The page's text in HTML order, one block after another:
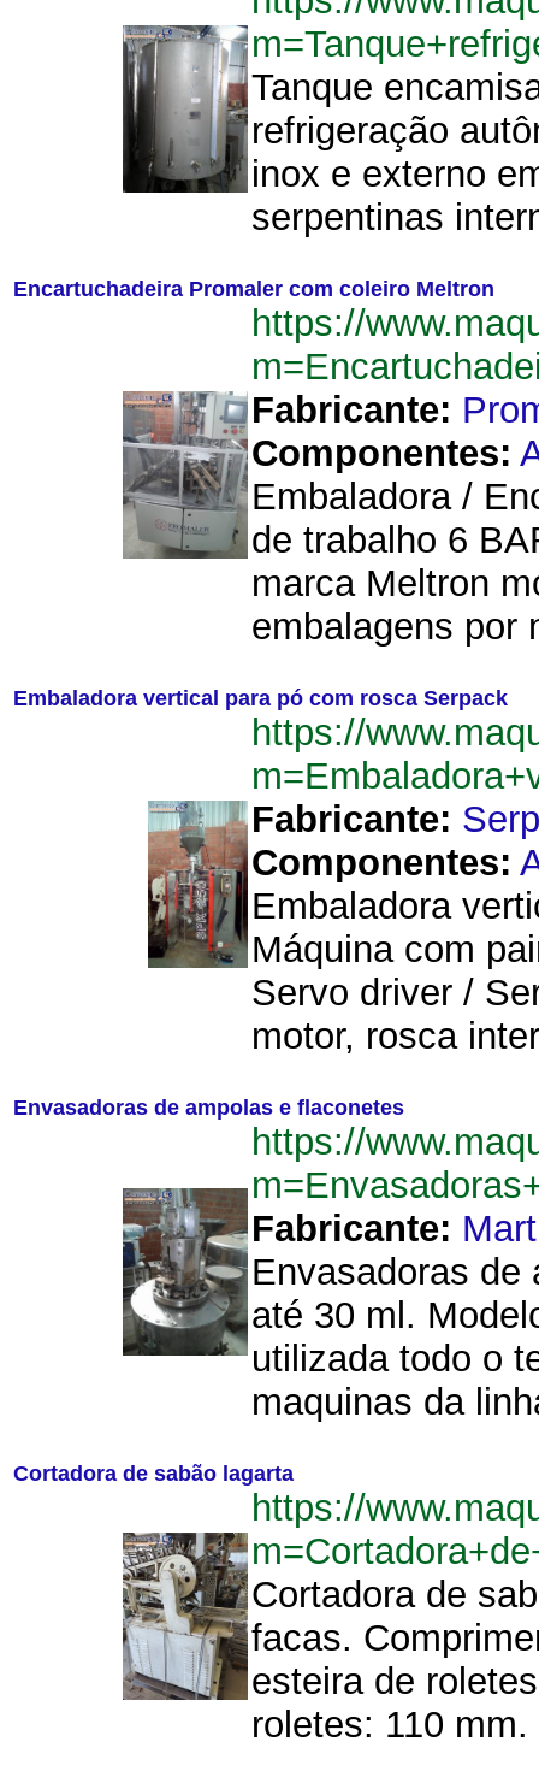
Tanque
refrigeração
inox e externo
serpentinas
Encartuchadeira Promaler com coleiro Meltron
https://
Fabricante:
Componentes:
Embaladora /
de trabalho 6
marca Meltron
embalagens por
Embaladora vertical para pó com rosca Serpack
https://
Fabricante:
Componentes:
Embaladora
Máquina com
Servo driver /
motor, rosca
Envasadoras de ampolas e flaconetes
https://
Fabricante:
Envasadoras de
até 30 ml.
utilizada todo o
maquinas da
Cortadora de sabão lagarta
https://
Cortadora de
facas.
esteira de
roletes: 110